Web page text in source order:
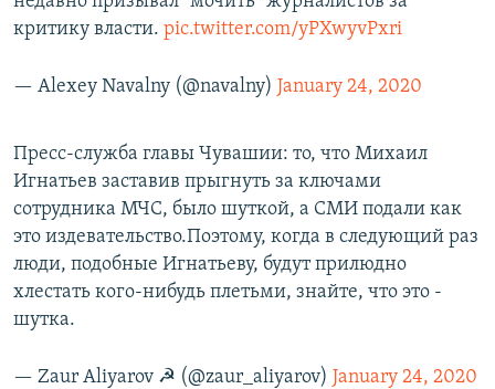
критику власти. pic.twitter.com/yPXwyvPxri
— Alexey Navalny (@navalny) January 24, 2020
Пресс-служба главы Чувашии: то, что Михаил
Игнатьев заставив прыгнуть за ключами
сотрудника МЧС, было шуткой, а СМИ подали как
это издевательство.Поэтому, когда в следующий раз
люди, подобные Игнатьеву, будут прилюдно
хлестать кого-нибудь плетьми, знайте, что это -
шутка.
— Zaur Aliyarov ☭ (@zaur_aliyarov) January 24, 2020